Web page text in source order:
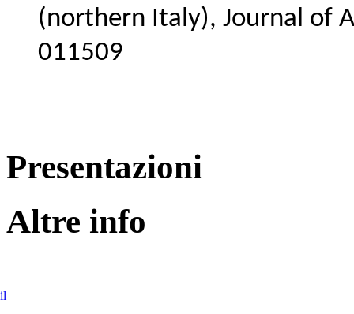
(northern Italy), Journal of
011509
Presentazioni
Altre info